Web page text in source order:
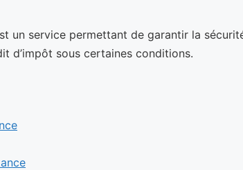
un service permettant de garantir la
d’impôt sous certaines conditions.